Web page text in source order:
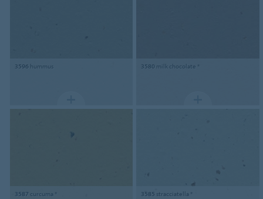
3596 hummus 3580 milk chocolate *
3587 curcuma * 3585 stracciatella *